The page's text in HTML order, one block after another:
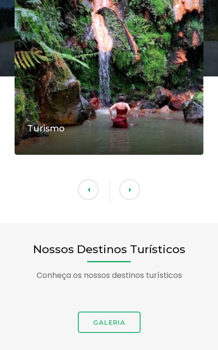
Turismo
Nossos Destinos Turísticos
Conheça os nossos destinos turísticos
GALERIA